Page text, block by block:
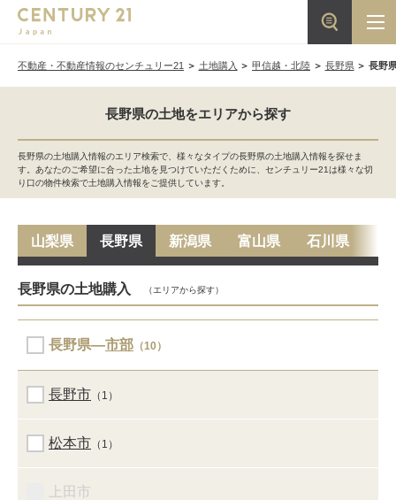
不動産・不動産情報のセンチュリー21 土地購入 甲信越・北陸 長野県 長野
長野県の土地をエリアから探す
長野県の土地購入情報のエリア検索で、様々なタイプの長野県の土地購入情報を探せま
す。あなたのご希望に合った土地を見つけていただくために、センチュリー21は様々な切
り口の物件検索で土地購入情報をご提供しています。
山梨県 長野県 新潟県 富山県 石川県
長野県の土地購入 （エリアから探す）
長野県―市部 （10）
長野市 （1）
松本市 （1）
上田市